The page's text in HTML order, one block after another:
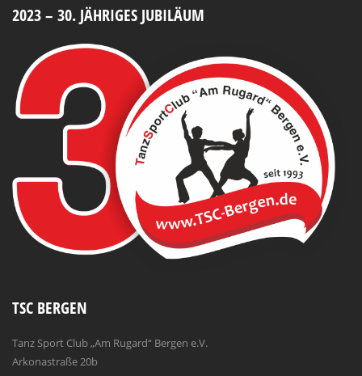
2023 – 30. JÄHRIGES JUBILÄUM
TSC BERGEN
Tanz Sport Club „Am Rugard“ Bergen e.V.
Arkonastraße 20b